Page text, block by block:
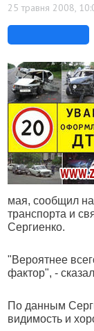
25 травня 2008,
мая, сообщил
транспорта и
Сергиенко.
"Вероятнее
фактор", -
По данным
видимость и